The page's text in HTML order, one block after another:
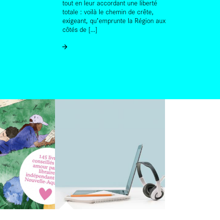
tout en leur accordant une liberté
totale : voilà le chemin de crête,
exigeant, qu’emprunte la Région aux
côtés de […]